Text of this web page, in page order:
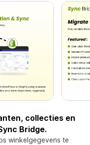
collecties en
Bridge.
winkelgegevens te